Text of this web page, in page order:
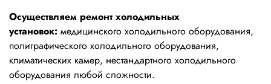
Осуществляем ремонт холодильных
установок: медицинского холодильного оборудования,
полиграфического холодильного оборудования,
климатических камер, нестандартного холодильного
оборудования любой сложности.